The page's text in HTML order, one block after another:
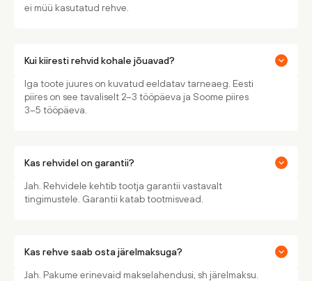
ei müü kasutatud rehve.
Kui kiiresti rehvid kohale jõuavad?
Iga toote juures on kuvatud eeldatav tarneaeg. Eesti
piires on see tavaliselt 2–3 tööpäeva ja Soome piires
3–5 tööpäeva.
Kas rehvidel on garantii?
Jah. Rehvidele kehtib tootja garantii vastavalt
tingimustele. Garantii katab tootmisvead.
Kas rehve saab osta järelmaksuga?
Jah. Pakume erinevaid makselahendusi, sh järelmaksu.